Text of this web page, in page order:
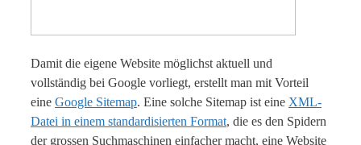
Damit die eigene Website möglichst aktuell und
vollständig bei Google vorliegt, erstellt man mit Vorteil
eine Google Sitemap. Eine solche Sitemap ist eine XML-
Datei in einem standardisierten Format, die es den Spidern
der grossen Suchmaschinen einfacher macht, eine Website